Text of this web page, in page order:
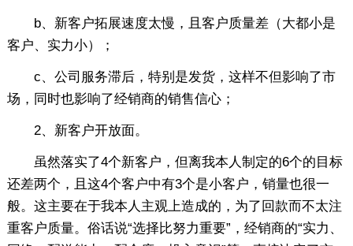
b、新客户拓展速度太慢，且客户质量差（大都小是
客户、实力小）；
c、公司服务滞后，特别是发货，这样不但影响了市
场，同时也影响了经销商的销售信心；
2、新客户开放面。
虽然落实了4个新客户，但离我本人制定的6个的目标
还差两个，且这4个客户中有3个是小客户，销量也很一
般。这主要在于我本人主观上造成的，为了回款而不太注
重客户质量。俗话说“选择比努力重要”，经销商的“实力、